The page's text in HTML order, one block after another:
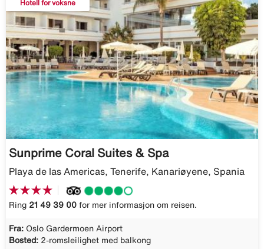
Hotell for voksne
Sunprime Coral Suites & Spa
Playa de las Americas, Tenerife, Kanariøyene, Spania
Ring 21 49 39 00 for mer informasjon om reisen.
Fra: Oslo Gardermoen Airport
Bosted: 2-romsleilighet med balkong